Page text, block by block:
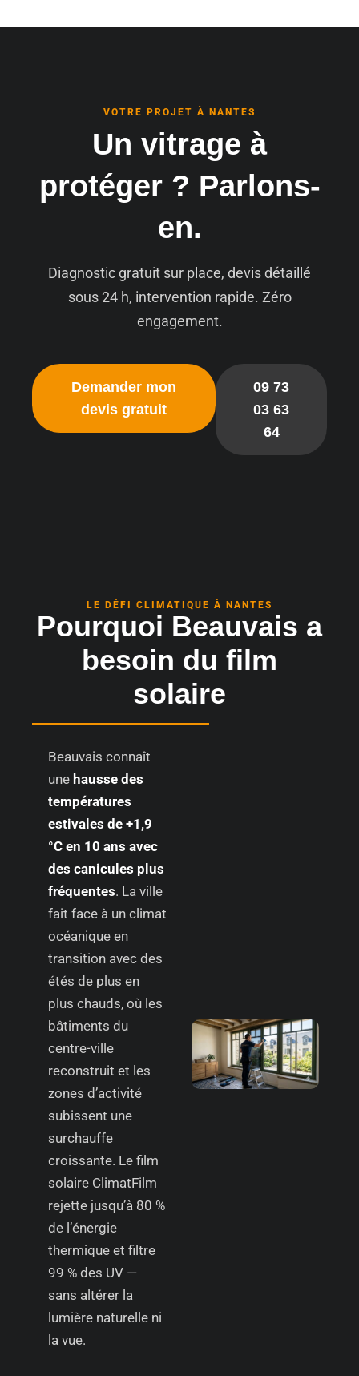
VOTRE PROJET À NANTES
Un vitrage à
protéger ? Parlons-
en.
Diagnostic gratuit sur place, devis détaillé
sous 24 h, intervention rapide. Zéro
engagement.
Demander mon
devis gratuit
09 73
03 63
64
LE DÉFI CLIMATIQUE À NANTES
Pourquoi Beauvais a
besoin du film
solaire
Beauvais connaît
une hausse des
températures
estivales de +1,9
°C en 10 ans avec
des canicules plus
fréquentes. La ville
fait face à un climat
océanique en
transition avec des
étés de plus en
plus chauds, où les
bâtiments du
centre-ville
reconstruit et les
zones d’activité
subissent une
surchauffe
croissante. Le film
solaire ClimatFilm
rejette jusqu’à 80 %
de l’énergie
thermique et filtre
99 % des UV —
sans altérer la
lumière naturelle ni
la vue.